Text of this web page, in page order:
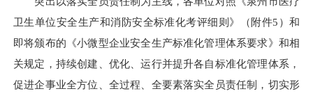
卫生单位安全生产和消防安全标准化考评细则》（附件5）和
即将颁布的《小微型企业安全生产标准化管理体系要求》和相
关规定，持续创建、优化、运行并提升各自标准化管理体系，
促进企事业全方位、全过程、全要素落实全员责任制，切实形